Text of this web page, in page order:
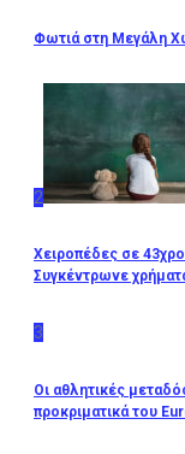
Φωτιά στη Μεγάλη
2
Χειροπέδες σε
Συγκέντρωνε
3
Οι αθλητικές
προκριματικά του